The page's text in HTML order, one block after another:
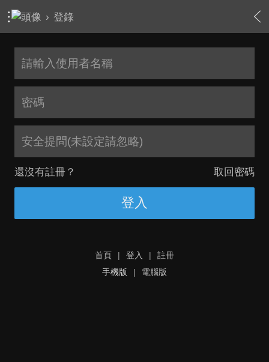
› 登錄
安全提問(未設定請忽略)
還沒有註冊？ 取回密碼
登入
首頁 | 登入 |
註冊
手機版
| 電腦版